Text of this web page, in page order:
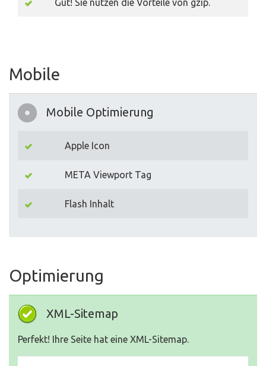
Gut! Sie nutzen die Vorteile von gzip.
Mobile
Mobile Optimierung
Apple Icon
META Viewport Tag
Flash Inhalt
Optimierung
XML-Sitemap
Perfekt! Ihre Seite hat eine XML-Sitemap.